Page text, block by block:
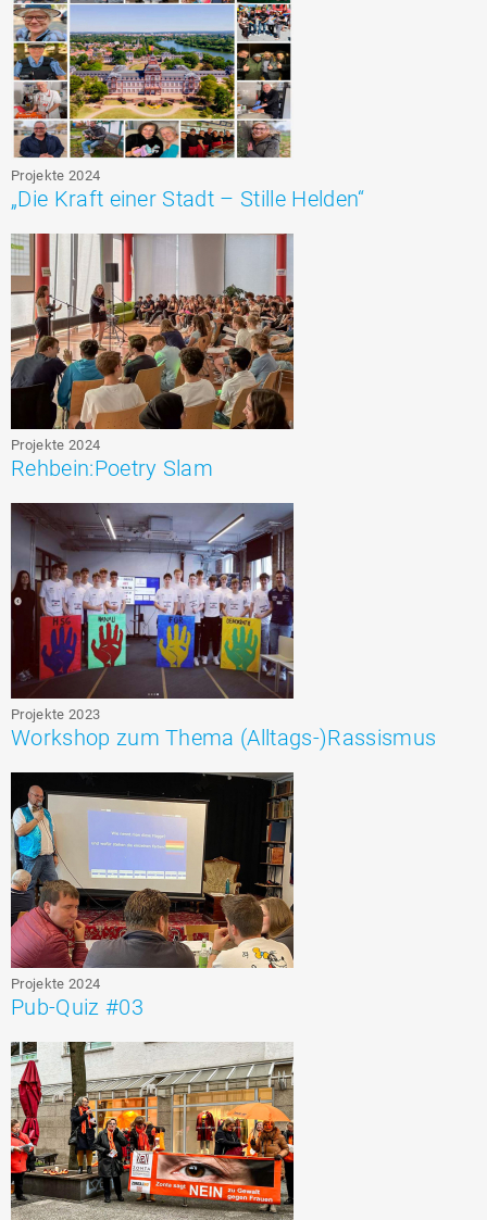
Projekte 2024
„Die Kraft einer Stadt – Stille Helden“
Projekte 2024
Rehbein:Poetry Slam
Projekte 2023
Workshop zum Thema (Alltags-)Rassismus
Projekte 2024
Pub-Quiz #03